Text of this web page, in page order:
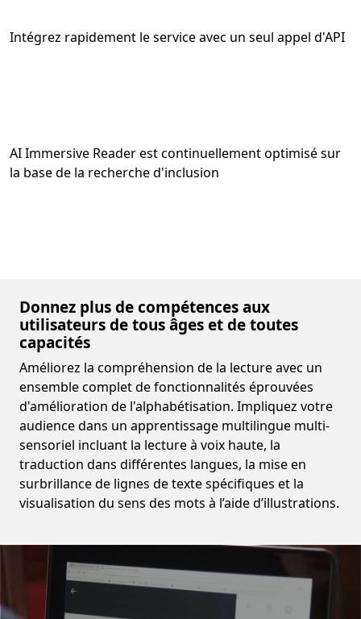
Intégrez rapidement le service avec un seul appel d'API
AI Immersive Reader est continuellement optimisé sur
la base de la recherche d'inclusion
Donnez plus de compétences aux
utilisateurs de tous âges et de toutes
capacités
Améliorez la compréhension de la lecture avec un
ensemble complet de fonctionnalités éprouvées
d'amélioration de l'alphabétisation. Impliquez votre
audience dans un apprentissage multilingue multi-
sensoriel incluant la lecture à voix haute, la
traduction dans différentes langues, la mise en
surbrillance de lignes de texte spécifiques et la
visualisation du sens des mots à l’aide d’illustrations.
Video container